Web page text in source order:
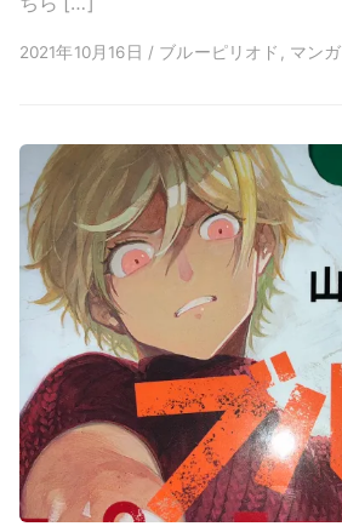
2021年10月16日 / ブルーピリオド, マンガ